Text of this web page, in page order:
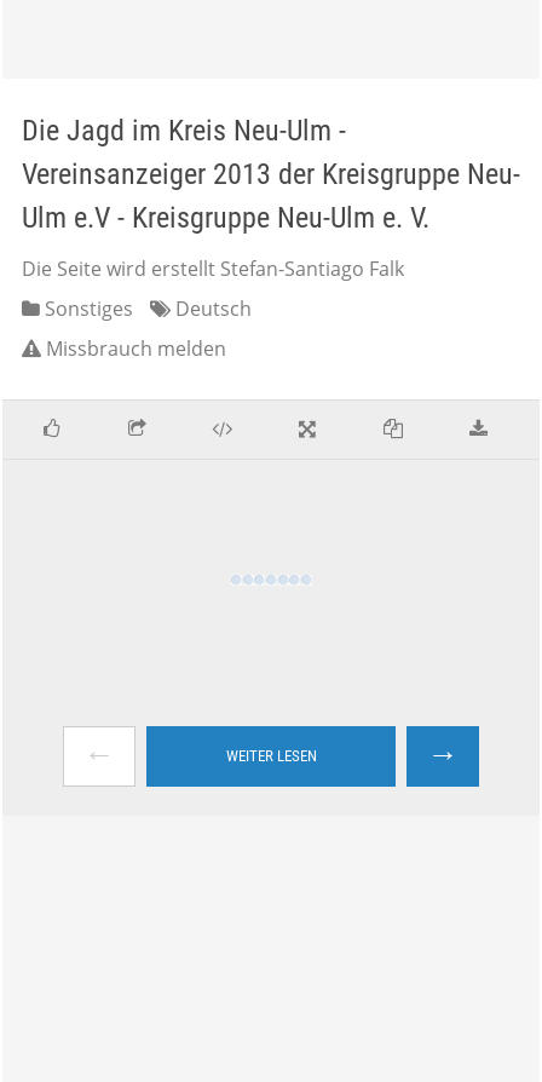
Die Jagd im Kreis Neu-Ulm -
Vereinsanzeiger 2013 der Kreisgruppe Neu-
Ulm e.V - Kreisgruppe Neu-Ulm e. V.
Die Seite wird erstellt Stefan-Santiago Falk
Sonstiges
Deutsch
Missbrauch melden
← WEITER LESEN →